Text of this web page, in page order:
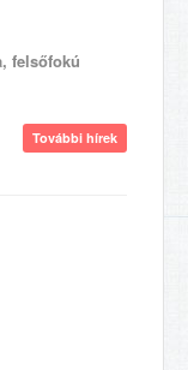
felsőfokú
További hírek